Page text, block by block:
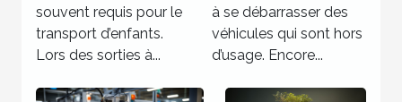
souvent requis pour le
transport d’enfants.
Lors des sorties à...
à se débarrasser des
véhicules qui sont hors
d’usage. Encore...